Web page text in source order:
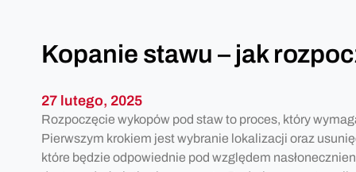
d
s
a
n
i
e
Kopanie stawu – jak
27 lutego, 2025
Rozpoczęcie wykopów pod staw to proces, który
Pierwszym krokiem jest wybranie lokalizacji oraz
które będzie odpowiednie pod względem